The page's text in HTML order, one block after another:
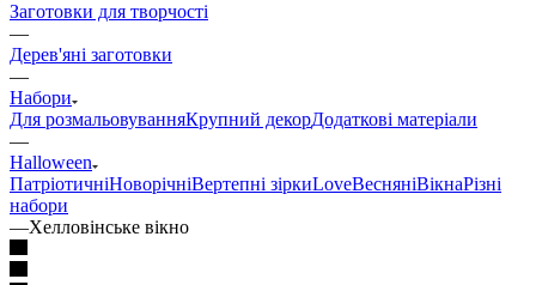
Заготовки для творчості
—
Дерев'яні заготовки
—
Набори
Для розмальовуванняКрупний декорДодаткові матеріали
—
Halloween
ПатріотичніНоворічніВертепні зіркиLoveВесняніВікнаРізні
набори
—Хелловінське вікно